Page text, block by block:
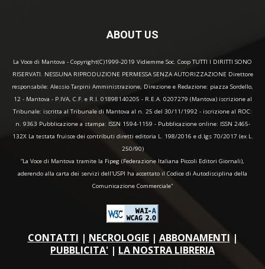
ABOUT US
La Voce di Mantova - Copyright(C)1999-2019 Vidiemme Soc. Coop TUTTI I DIRITTI SONO
RISERVATI. NESSUNA RIPRODUZIONE PERMESSA SENZA AUTORIZZAZIONE Direttore
responsabile: Alessio Tarpini Amministrazione, Direzione e Redazione: piazza Sordello,
12 - Mantova - P.IVA, C.F. e R.I. 01898140205 - R.E.A. 0207279 (Mantova) iscrizione al
Tribunale: iscritta al Tribunale di Mantova al n. 25 del 30/11/1992 - iscrizione al ROC:
n. 9363 Pubblicazione a stampa: ISSN 1594-1159 - Pubblicazione online: ISSN 2465-
132X La testata fruisce dei contributi diretti editoria L. 198/2016 e d.lgs 70/2017 (ex L.
250/90)
“La Voce di Mantova tramite la Fipeg (Federazione Italiana Piccoli Editori Giornali),
aderendo alla carta dei servizi dell'USPI ha accettato il Codice di Autodisciplina della
Comunicazione Commerciale"
CONTATTI | NECROLOGIE| ABBONAMENTI |
PUBBLICITA' | LA NOSTRA LIBRERIA